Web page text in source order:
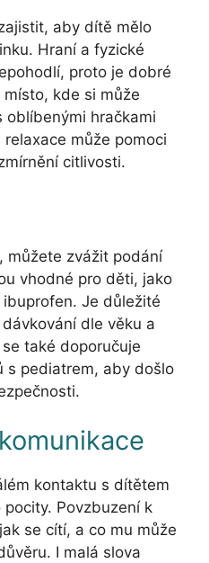
aby dítě mělo
Hraní a fyzické
proto je dobré
kde si může
oblíbenými hračkami
může pomoci
citlivosti.
můžete zvážit podání
vhodné pro děti, jako
Je důležité
dle věku a
také doporučuje
s pediatrem, aby došlo
kontaktu s dítětem
Povzbuzení k
se cítí, a co mu může
I malá slova